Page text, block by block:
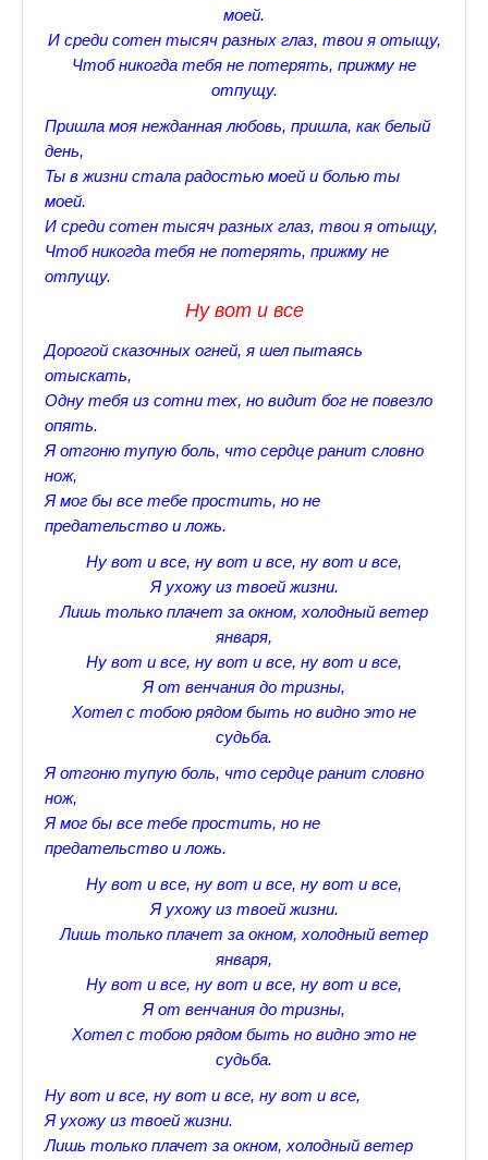
ЗАЛЫ ДЛЯ НАСТОЛЬНОГО ТЕННИСА В ПУШКИНЕ
♪♫Рассказы 3★
♪♫Все тексты новых песен★
♪♫Детские песенки★
♪♫Песни Высоцкого★
♪♫Eще раз про любовь★
♪♫Песни в стиле реп★
♪♫♪♫Романсы♪♫♪♫
♪♫Рассказы★
♪♫Рассказы 2★
Top видео студии
Лучшее фото недели
Лучшее фото дня
От улыбки станет всем светлей
Лучшее видео месяца
Секции настольного тенниса в Пушкинском районе
Куда уходит детство
Это интересно знать
Настольный теннис в Пушкине Санкт — Петербург РПЦ
Босоногое детство мое
Лучшие стихи про детство
моей.
И среди сотен тысяч разных глаз, твои я отыщу,
Чтоб никогда тебя не потерять, прижму не
отпущу.
Пришла моя нежданная любовь, пришла, как белый
день,
Ты в жизни стала радостью моей и болью ты
моей.
И среди сотен тысяч разных глаз, твои я отыщу,
Чтоб никогда тебя не потерять, прижму не
отпущу.
Ну вот и все
Дорогой сказочных огней, я шел пытаясь
отыскать,
Одну тебя из сотни тех, но видит бог не повезло
опять.
Я отгоню тупую боль, что сердце ранит словно
нож,
Я мог бы все тебе простить, но не
предательство и ложь.
Ну вот и все, ну вот и все, ну вот и все,
Я ухожу из твоей жизни.
Лишь только плачет за окном, холодный ветер
января,
Ну вот и все, ну вот и все, ну вот и все,
Я от венчания до тризны,
Хотел с тобою рядом быть но видно это не
судьба.
Я отгоню тупую боль, что сердце ранит словно
нож,
Я мог бы все тебе простить, но не
предательство и ложь.
Ну вот и все, ну вот и все, ну вот и все,
Я ухожу из твоей жизни.
Лишь только плачет за окном, холодный ветер
января,
Ну вот и все, ну вот и все, ну вот и все,
Я от венчания до тризны,
Хотел с тобою рядом быть но видно это не
судьба.
Ну вот и все, ну вот и все, ну вот и все,
Я ухожу из твоей жизни.
Лишь только плачет за окном, холодный ветер